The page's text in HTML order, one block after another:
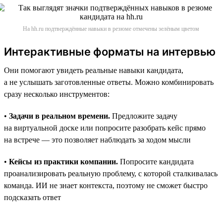
На hh.ru подтверждённые навыки в резюме отмечены зелёным цветом
Интерактивные форматы на интервью
Они помогают увидеть реальные навыки кандидата,
а не услышать заготовленные ответы. Можно комбинировать
сразу несколько инструментов:
• Задачи в реальном времени. Предложите задачу
на виртуальной доске или попросите разобрать кейс прямо
на встрече — это позволяет наблюдать за ходом мысли
• Кейсы из практики компании. Попросите кандидата
проанализировать реальную проблему, с которой сталкивалась
команда. ИИ не знает контекста, поэтому не сможет быстро
подсказать ответ